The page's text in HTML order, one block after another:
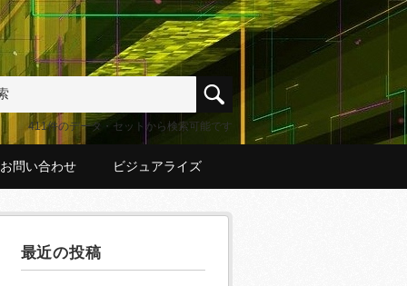
411件のデータ・セットから検索可能です
お問い合わせ ビジュアライズ
最近の投稿